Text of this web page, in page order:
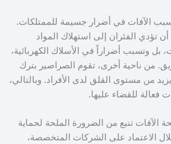
الآفات في أضرار جسيمة للممتلكات.
تؤدي الفئران إلى استهلاك المواد
بل وتسبب أضراراً في الأسلاك الكهربائية،
من ناحية أخرى، تقوم الصراصير بترك
من مستوى القلق لدى الأفراد. وبالتالي،
فعالة للقضاء عليها.
الآفات تنبع من الضرورة الملحة لحماية
الاعتماد على الشركات المتخصصة،